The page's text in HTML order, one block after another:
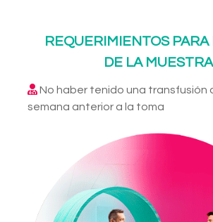
REQUERIMIENTOS PARA
DE LA MUESTRA
No haber tenido una transfusión
semana anterior a la toma